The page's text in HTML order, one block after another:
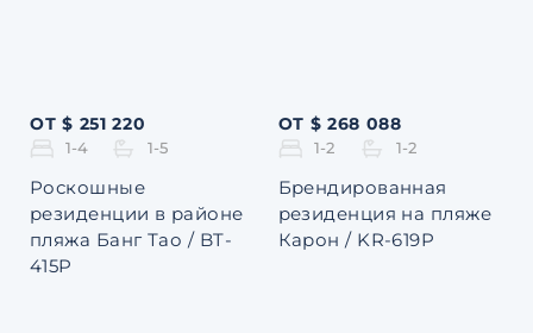
ОТ $ 251 220
1-4 1-5
Роскошные
резиденции в районе
пляжа Банг Тао / BT-
415P
ОТ $ 268 088
1-2 1-2
Брендированная
резиденция на пляже
Карон / KR-619P